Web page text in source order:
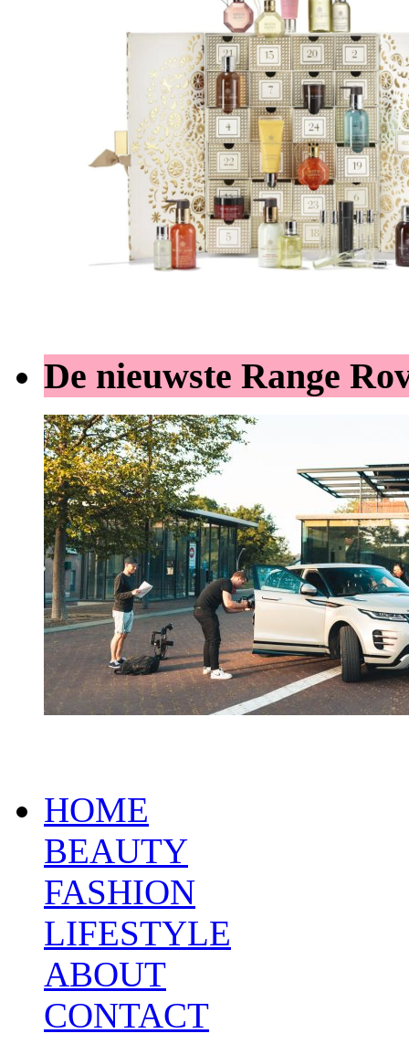
De nieuwste Range
HOME
BEAUTY
FASHION
LIFESTYLE
ABOUT
CONTACT